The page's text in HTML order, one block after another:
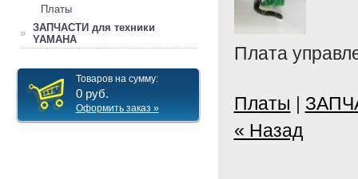
Платы
ЗАПЧАСТИ для техники
YAMAHA
Товаров на сумму:
0руб.
Оформить заказ »
Плата
Платы
« Назад